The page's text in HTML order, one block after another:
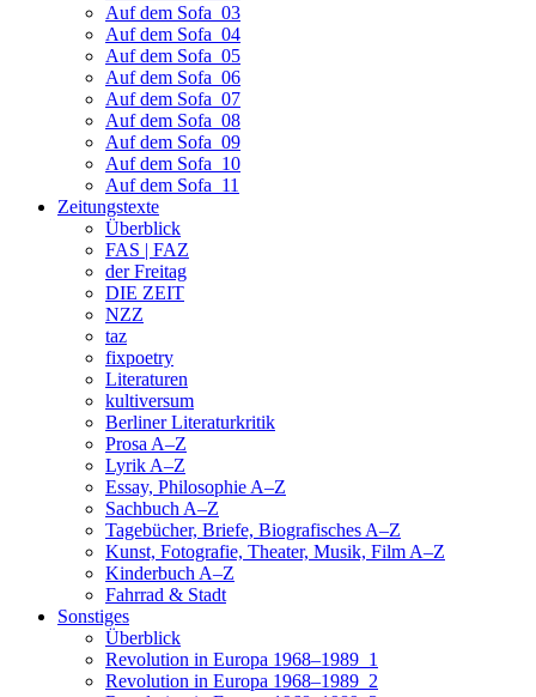
Auf dem Sofa_03
Auf dem Sofa_04
Auf dem Sofa_05
Auf dem Sofa_06
Auf dem Sofa_07
Auf dem Sofa_08
Auf dem Sofa_09
Auf dem Sofa_10
Auf dem Sofa_11
Zeitungstexte
Überblick
FAS | FAZ
der Freitag
DIE ZEIT
NZZ
taz
fixpoetry
Literaturen
kultiversum
Berliner Literaturkritik
Prosa A–Z
Lyrik A–Z
Essay, Philosophie A–Z
Sachbuch A–Z
Tagebücher, Briefe, Biografisches A–Z
Kunst, Fotografie, Theater, Musik, Film A–Z
Kinderbuch A–Z
Fahrrad & Stadt
Sonstiges
Überblick
Revolution in Europa 1968–1989_1
Revolution in Europa 1968–1989_2